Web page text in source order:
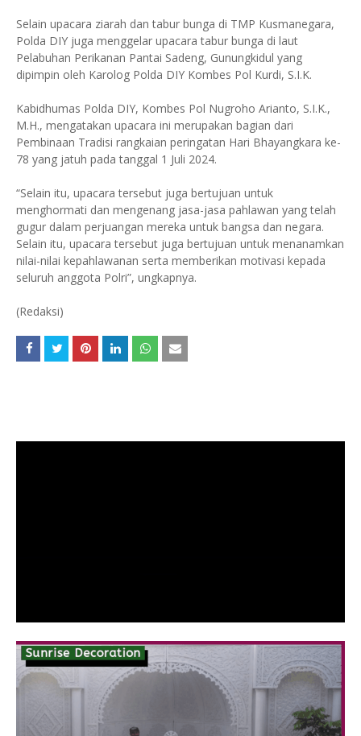
Selain upacara ziarah dan tabur bunga di TMP Kusmanegara,
Polda DIY juga menggelar upacara tabur bunga di laut
Pelabuhan Perikanan Pantai Sadeng, Gunungkidul yang
dipimpin oleh Karolog Polda DIY Kombes Pol Kurdi, S.I.K.
Kabidhumas Polda DIY, Kombes Pol Nugroho Arianto, S.I.K.,
M.H., mengatakan upacara ini merupakan bagian dari
Pembinaan Tradisi rangkaian peringatan Hari Bhayangkara ke-
78 yang jatuh pada tanggal 1 Juli 2024.
“Selain itu, upacara tersebut juga bertujuan untuk
menghormati dan mengenang jasa-jasa pahlawan yang telah
gugur dalam perjuangan mereka untuk bangsa dan negara.
Selain itu, upacara tersebut juga bertujuan untuk menanamkan
nilai-nilai kepahlawanan serta memberikan motivasi kepada
seluruh anggota Polri”, ungkapnya.
(Redaksi)